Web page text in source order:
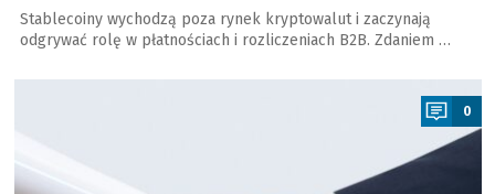
Stablecoiny wychodzą poza rynek kryptowalut i zaczynają
odgrywać rolę w płatnościach i rozliczeniach B2B. Zdaniem …
a
0